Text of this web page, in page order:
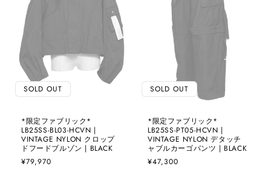
SOLD OUT
*限定ファブリック*
LB25SS-BL03-HCVN |
VINTAGE NYLON クロップ
ドフードブルゾン | BLACK
通
¥79,970
SOLD OUT
*限定ファブリック*
LB25SS-PT05-HCVN |
VINTAGE NYLON デタッチ
ャブルカーゴパンツ | BLACK
通
¥47,300